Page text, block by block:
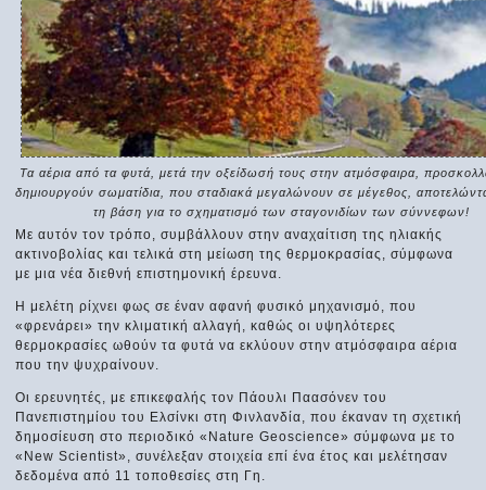
Τα αέρια από τα φυτά, μετά την οξείδωσή τους στην ατμόσφαιρα,
δημιουργούν σωματίδια, που σταδιακά μεγαλώνουν σε μέγεθος,
τη βάση για το σχηματισμό των σταγονιδίων των σύννεφων!
Με αυτόν τον τρόπο, συμβάλλουν στην αναχαίτιση της ηλιακής
ακτινοβολίας και τελικά στη μείωση της θερμοκρασίας, σύμφωνα
με μια νέα διεθνή επιστημονική έρευνα.
Η μελέτη ρίχνει φως σε έναν αφανή φυσικό μηχανισμό, που
«φρενάρει» την κλιματική αλλαγή, καθώς οι υψηλότερες
θερμοκρασίες ωθούν τα φυτά να εκλύουν στην ατμόσφαιρα αέρια
που την ψυχραίνουν.
Οι ερευνητές, με επικεφαλής τον Πάουλι Παασόνεν του
Πανεπιστημίου του Ελσίνκι στη Φινλανδία, που έκαναν τη σχετική
δημοσίευση στο περιοδικό «Nature Geoscience» σύμφωνα με το
«New Scientist», συνέλεξαν στοιχεία επί ένα έτος και μελέτησαν
δεδομένα από 11 τοποθεσίες στη Γη.